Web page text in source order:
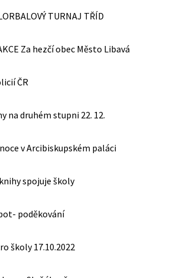
TURNAJ TŘÍD
Za hezčí obec Město Libavá
ČR
na druhém stupni 22. 12.
v Arcibiskupském paláci
spojuje školy
poděkování
školy 17.10.2022